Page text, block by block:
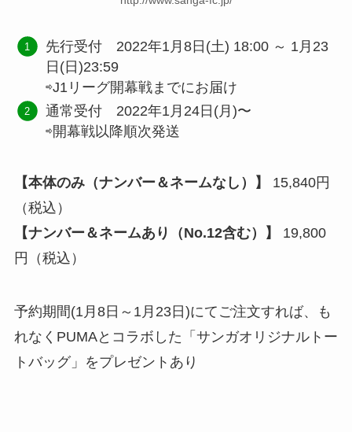
先行受付 2022年1月8日(土) 18:00 ～ 1月23
日(日)23:59
⇨J1リーグ開幕戦までにお届け
通常受付 2022年1月24日(月)〜
⇨開幕戦以降順次発送
【本体のみ（ナンバー＆ネームなし）】
15,840円
（税込）
【ナンバー＆ネームあり（No.12含む）】
19,800
円（税込）
予約期間(1月8日～1月23日)にてご注文すれば、も
れなくPUMAとコラボした「サンガオリジナルトー
トバッグ」をプレゼントあり